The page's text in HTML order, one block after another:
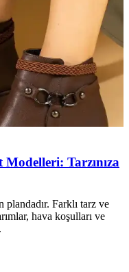
Tarzınıza
plandadır. Farklı tarz ve
hava koşulları ve